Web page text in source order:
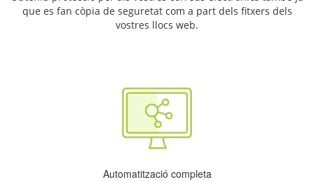
que es fan còpia de seguretat com a part dels fitxers dels
vostres llocs web.
Automatització completa